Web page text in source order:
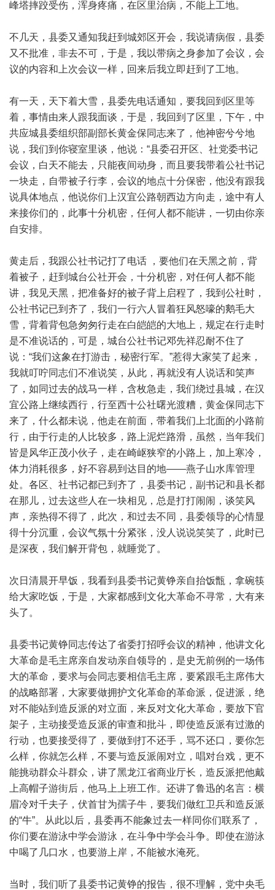
峰塔摔跤受伤，浑身疼痛，在区里治病，不能上工地。
不几天，县委又通知我赶到城郊区开会，我说请病假，县委
又不批准，非去不可，于是，我以带病之身参加了会议，会
议的内容和上次会议一样，回来后我立即赶到了工地。
有一天，天下着大雪，县委先电话通知，要我回到区里等
着，事情由来人跟我面谈，于是，我回到了区里，下午，中
共应城县委组织部副部长黄金保同志来了，他神密兮兮地
说，我们到你寝室里谈，他说：“县委召开区、社党委书记
会议，白天不能去，只能夜间动身，而且要我带着公社书记
一块走，自带被子行李，会议的地点十分保密，他没有跟我
说具体地点，他说你们上汉宜公路朝西边方向走，途中有人
来接你们的，此事十分机密，任何人都不能讲，一切由你亲
自安排。
黄走后，我跟公社书记打了电话 ，要他们在天黑之前，背
着被子，赶到城台公社开会，十分机密，对任何人都不能
讲，我见天黑，把准备好的被子背上启程了，我到公社时，
公社书记已到齐了，我们一行六人冒着狂风怒嚎的鹅毛大
雪，背着背包急匆匆行走在白皑皑的大地上，规定在行走时
是不准说话的，可是，城台公社书记邓先祥忍耐不住了
说：“我们这象在打游击，秘密行军。”惹得大家笑了起来，
我就叮咛同志们不准说笑，从此，再就没有人说话和笑声
了，如同过去的战马一样，含枚急走，我们绕过县城，在汉
宜公路上继续西行，行至西十公社曙光渡糟，黄金保同志下
来了，什么都未说，他走在前面，带着我们上北面的小路前
行，由于行走的人比较多，路上泥烂路滑，虽然，当年我们
皆是风华正茂小伙子，走在崎岖狭窄的小路上，加上寒冷，
体力消耗很多，好不容易到达目的地——燕子山水库管理
处。各区、社书记都已到齐了，县委书记，副书记和县长都
在那儿，过去这些人在一块相见，总是打打闹闹，谈笑风
声，亲热得不得了，此次，和过去不同，县委领导的心情显
得十分沉重，会议气氛十分紧张，没人说说笑笑了，此时已
是深夜，我们解开背包，就睡觉了。
次日清晨开早饭，我看到县委书记黄铮亲自抬饭甑，拿碗筷
给大家吃饭，于是，大家都感到文化大革命不寻常，大有来
头了。
县委书记黄铮同志传达了省委打招呼会议的精神，他讲文化
大革命是毛主席亲自发动亲自领导的，是史无前例的一场伟
大的革命，要求与会同志要相信毛主席，要紧跟毛主席伟大
的战略部署，大家要做拥护文化革命的革命派，促进派，绝
对不能站到造反派的对立面，来反对文化大革命，要放下官
架子，主动接受造反派的审查和批斗，即使造反派有过激的
行动，也要接受得了，要做到打不还手，骂不还口，要你怎
么样，你就怎么样，不要与造反派闹对立，唱对台戏，更不
能挑动群众斗群众，讲了黑龙江省商业厅长，造反派把他戴
上高帽子游街后，他马上上班工作。还讲了鲁迅的名言：横
眉冷对千夫子，伏首甘为孺子牛，要我们做红卫兵和造反派
的“牛”。从此以后，县委再不能象过去一样同你们联系了，
你们要在游泳中学会游泳，在斗争中学会斗争。即使在游泳
中喝了几口水，也要游上岸，不能被水淹死。
当时，我们听了县委书记黄铮的报告，很不理解，党中央毛